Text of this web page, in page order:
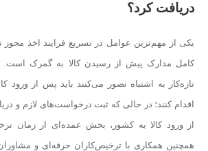
دریافت کرد؟
یکی از مهم‌ترین عوامل در تسریع فرایند اخذ مجوز
کامل مدارک پیش از رسیدن کالا به گمرک است.
تازه‌کار به اشتباه تصور می‌کنند باید پس از ورود
اقدام کنند؛ در حالی که ثبت درخواست‌های لازم و
از ورود کالا به کشور، بخش عمده‌ای از زمان
همچنین همکاری با ترخیص‌کاران حرفه‌ای و